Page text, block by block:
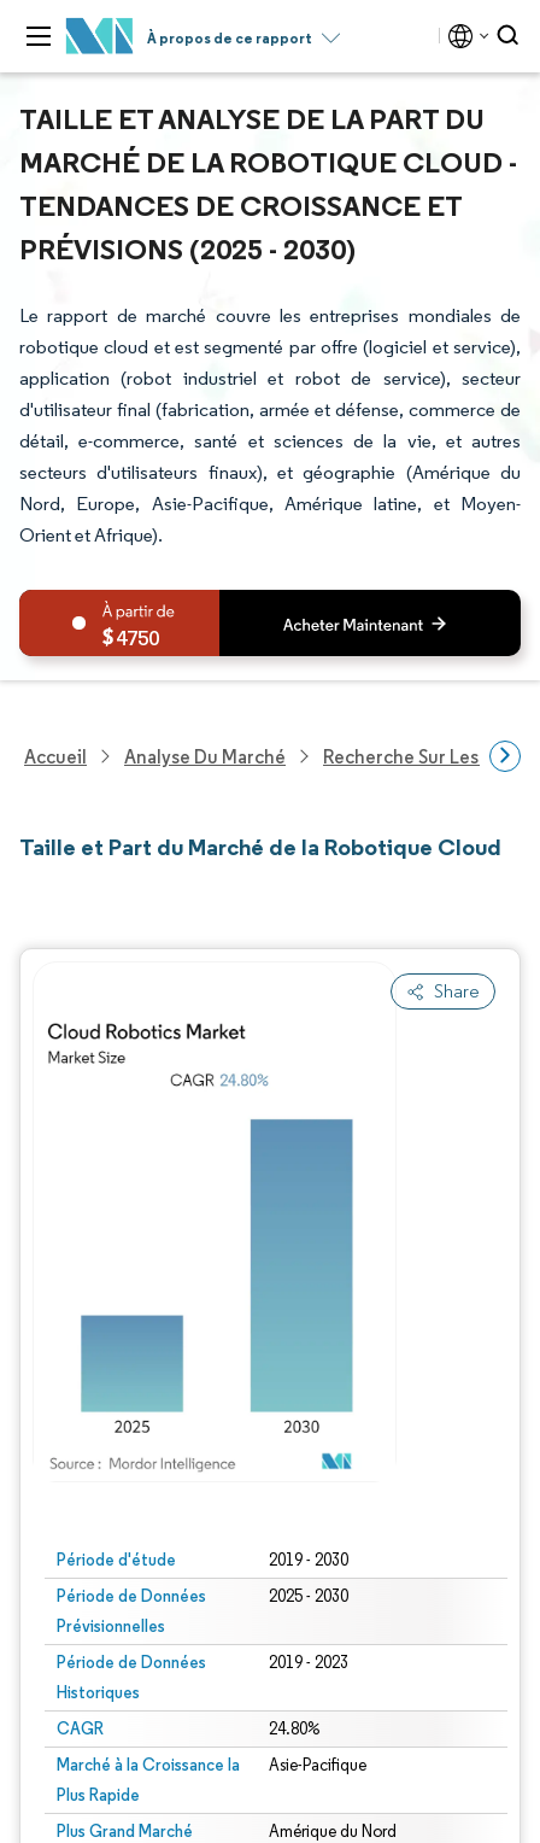
À propos de ce rapport
TAILLE ET ANALYSE DE LA PART DU
MARCHÉ DE LA ROBOTIQUE CLOUD -
TENDANCES DE CROISSANCE ET
PRÉVISIONS (2025 - 2030)
Le rapport de marché couvre les entreprises mondiales de
robotique cloud et est segmenté par offre (logiciel et service),
application (robot industriel et robot de service), secteur
d'utilisateur final (fabrication, armée et défense, commerce de
détail, e-commerce, santé et sciences de la vie, et autres
secteurs d'utilisateurs finaux), et géographie (Amérique du
Nord, Europe, Asie-Pacifique, Amérique latine, et Moyen-
Orient et Afrique).
4750
Accueil Analyse Du Marché Recherche Sur Les
Taille et Part du Marché de la Robotique Cloud
Share
Période d'étude 2019 - 2030
Période de Données
Prévisionnelles
2025 - 2030
Période de Données
Historiques
2019 - 2023
CAGR 24.80%
Marché à la Croissance la
Plus Rapide
Asie-Pacifique
Plus Grand Marché Amérique du Nord